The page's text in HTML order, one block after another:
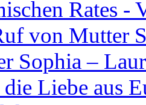
Rates -
von Mutter
Sophia –
die Liebe aus